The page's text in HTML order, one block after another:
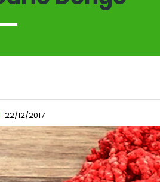
22/12/2017